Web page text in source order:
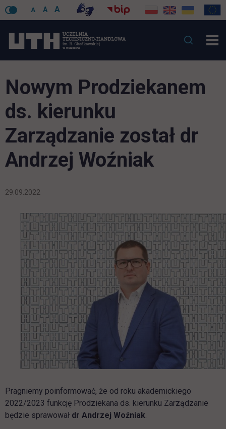
A A A
Nowym Prodziekanem
ds. kierunku
Zarządzanie został dr
Andrzej Woźniak
29.09.2022
Pragniemy poinformować, że od roku akademickiego
2022/2023 funkcję Prodziekana ds. kierunku Zarządzanie
będzie sprawował dr Andrzej Woźniak